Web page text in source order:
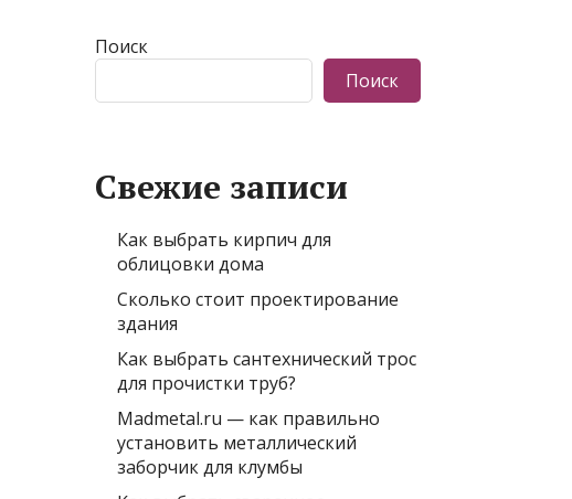
Поиск
Поиск
Свежие записи
Как выбрать кирпич для
облицовки дома
Сколько стоит проектирование
здания
Как выбрать сантехнический трос
для прочистки труб?
Madmetal.ru — как правильно
установить металлический
заборчик для клумбы